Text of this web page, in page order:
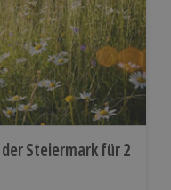
Steiermark für 2